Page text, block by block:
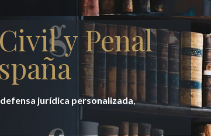
y Penal
defensa jurídica personalizada,